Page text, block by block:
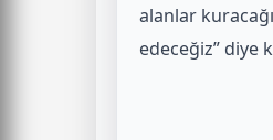
alanlar
edeceğiz” diye